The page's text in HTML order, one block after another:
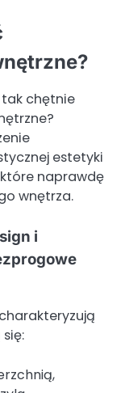
chętnie
estetyki
naprawdę
wnętrza.
i